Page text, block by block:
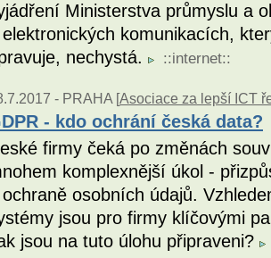
Ministerstva průmyslu a
komunikacích,
nechystá.
::internet::
- PRAHA [Asociace za lepší ICT
- kdo ochrání česká data?
firmy čeká po změnách
komplexnější úkol -
osobních údajů.
jsou pro firmy klíčovými
jsou na tuto úlohu připraveni?